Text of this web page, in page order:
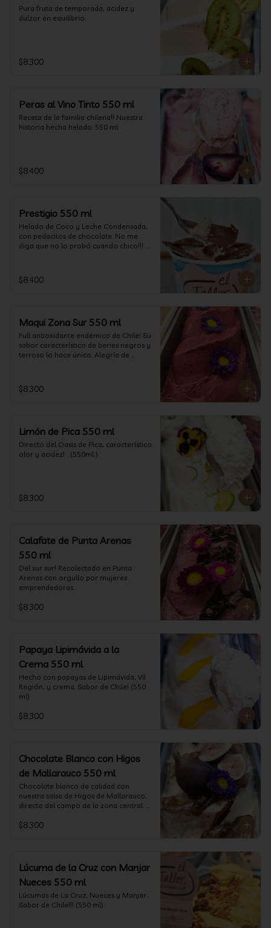
Pura fruta de temporada, acidez y
dulzor en equilibrio.
$8.300
Peras al Vino Tinto 550 ml
Receta de la familia chilena!! Nuestra
historia hecha helado. 550 ml
$8.400
Prestigio 550 ml
Helado de Coco y Leche Condensada,
con pedacitos de chocolate. No me
diga que no lo probó cuando chico!!!
$8.400
Maqui Zona Sur 550 ml
Full antioxidante endémico de Chile! Su
sabor característico de beries negros y
terroso lo hace único. Alegría de
$8.300
Limón de Pica 550 ml
Directo del Oasis de Pica, característico
olor y acidez!   (550ml )
$8.300
Calafate de Punta Arenas
550 ml
Del sur sur! Recolectado en Punta
Arenas con orgullo por mujeres
emprendedoras.
$8.300
Papaya Lipimávida a la
Crema 550 ml
Hecho con papayas de Lipimávida, VII
Región, y crema. Sabor de Chile! (550
ml)
$8.300
Chocolate Blanco con Higos
de Mallarauco 550 ml
Chocolate blanco de calidad con
nuestra salsa de Higos de Mallarauco,
directo del campo de la zona central.
$8.300
Lúcuma de la Cruz con Manjar
Nueces 550 ml
Lúcumas de La Cruz, Nueces y Manjar.
Sabor de Chile!!! (550 ml)